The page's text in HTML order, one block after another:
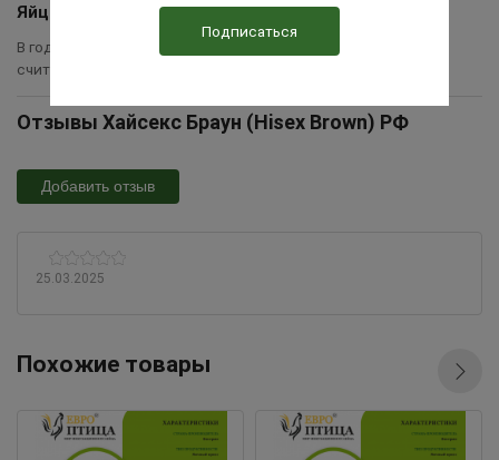
Яйценоскость
В год кросс несушки Ломан Браун дают до 325 яиц, что
считается высоким показателем.
Отзывы Хайсекс Браун (Hisex Brown) РФ
Добавить отзыв
25.03.2025
Похожие товары